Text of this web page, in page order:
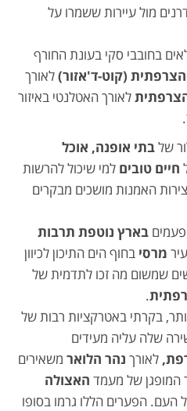
מול עיירות ששמרו על
בחובבי סקי בעונת החורף
הצרפתית (קוט-ד'אזור)לאורך
לאורך האטלנטי באיזור
שלבתי אופנה, אוכל
חיים טובים למי שיכול להרשות
האמנות מושכים מבקרים
בארץ נוטפת תרבות
מרסי בחוף הים התיכון לכיוון
שמשום מה זכו לתדמית של
.
בקרתי באטרקציות רבות של
שלה עליה מעידים
לאורך נהר הלואר משאירים
של מעמד האצולה
העם. הפערים הללו גרמו בסופו